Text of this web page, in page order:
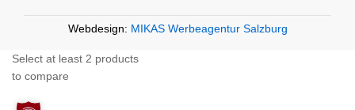
Webdesign: MIKAS Werbeagentur Salzburg
Select at least 2 products
to compare